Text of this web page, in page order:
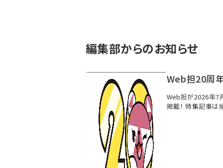
編集部からのお知らせ
Web担20周
Web担が2026年7
掲載！ 特集記事は